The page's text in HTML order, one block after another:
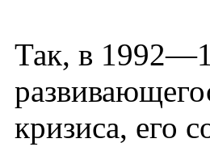
Так, в
кризиса, его